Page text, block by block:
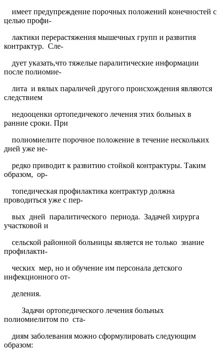
имеет предупреждение порочных положений конечностей с
целью профи-
лактики перерастяжения мышечных групп и развития
контрактур. Сле-
дует указать,что тяжелые паралитические информации
после полиомие-
лита и вялых параличей другого происхождения являются
следствием
недооценки ортопедичекого лечения этих больных в
ранние сроки. При
полиомиелите порочное положение в течение нескольких
дней уже не-
редко приводит к развитию стойкой контрактуры. Таким
образом, ор-
топедическая профилактика контрактур должна
проводиться уже с пер-
вых дней паралитического периода. Задачей хирурга
участковой и
сельской районной больницы является не только знание
профилакти-
ческих мер, но и обучение им персонала детского
инфекционного от-
деления.
Задачи ортопедического лечения больных
полиомиелитом по ста-
диям заболевания можно сформулировать следующим
образом: